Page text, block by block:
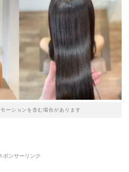
ーションを含む場合があります
ポンサーリンク